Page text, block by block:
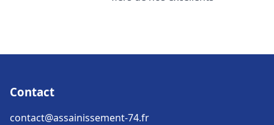
Contact
contact@assainissement-74.fr